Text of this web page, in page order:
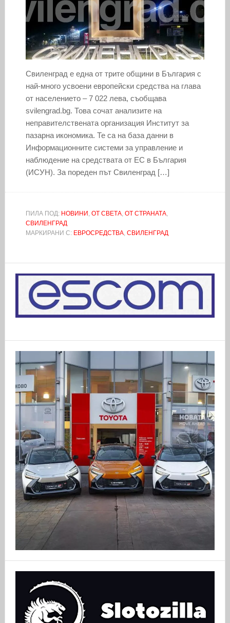
Свиленград е една от трите общини в България с
най-много усвоени европейски средства на глава
от населението – 7 022 лева, съобщава
svilengrad.bg. Това сочат анализите на
неправителствената организация Институт за
пазарна икономика. Те са на база данни в
Информационните системи за управление и
наблюдение на средствата от ЕС в България
(ИСУН). За пореден път Свиленград […]
ПИЛА ПОД: НОВИНИ , ОТ СВЕТА, ОТ СТРАНАТА,
СВИЛЕНГРАД
МАРКИРАНИ С: ЕВРОСРЕДСТВА, СВИЛЕНГРАД